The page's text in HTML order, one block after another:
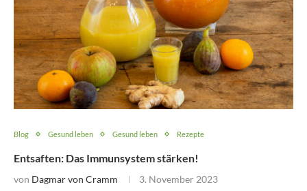
Blog Gesund leben Gesund leben Rezepte
Entsaften: Das Immunsystem stärken!
von Dagmar von Cramm 3. November 2023